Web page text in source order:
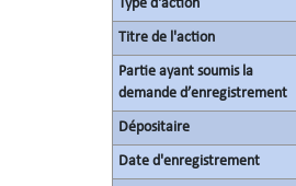
Type d'action
Titre de l'action
Partie ayant soumis la
demande d’enregistrement
Dépositaire
Date d'enregistrement